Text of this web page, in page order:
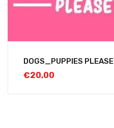
DOGS_PUPPIES PLEASE
€20,00